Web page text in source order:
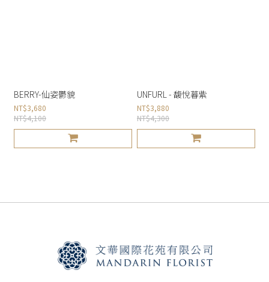
BERRY-仙姿鬱貌
NT$3,680
NT$4,100
UNFURL - 馥悅暮紫
NT$3,880
NT$4,300